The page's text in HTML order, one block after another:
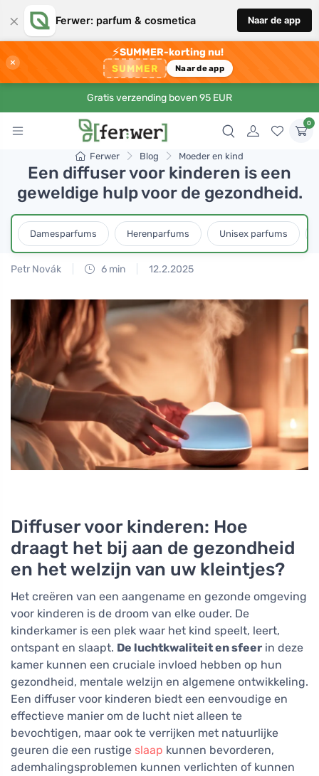
× Ferwer: parfum & cosmetica Naar de app
×
⚡SUMMER-korting nu!
SUMMER Naar de app
Gratis verzending boven 95 EUR
0
Ferwer Blog Moeder en kind
Een diffuser voor kinderen is een
geweldige hulp voor de gezondheid.
Damesparfums Herenparfums Unisex parfums
Petr Novák 6 min 12.2.2025
Diffuser voor kinderen: Hoe
draagt het bij aan de gezondheid
en het welzijn van uw kleintjes?
Het creëren van een aangename en gezonde omgeving
voor kinderen is de droom van elke ouder. De
kinderkamer is een plek waar het kind speelt, leert,
ontspant en slaapt. De luchtkwaliteit en sfeer in deze
kamer kunnen een cruciale invloed hebben op hun
gezondheid, mentale welzijn en algemene ontwikkeling.
Een diffuser voor kinderen biedt een eenvoudige en
effectieve manier om de lucht niet alleen te
bevochtigen, maar ook te verrijken met natuurlijke
geuren die een rustige slaap kunnen bevorderen,
ademhalingsproblemen kunnen verlichten of kunnen